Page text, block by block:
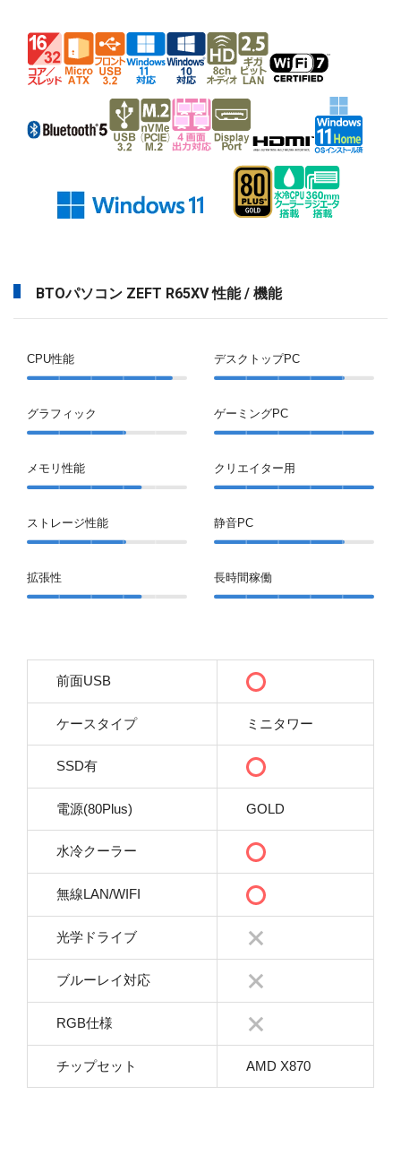
BTOパソコン ZEFT R65XV 性能 / 機能
CPU性能
グラフィック
メモリ性能
ストレージ性能
拡張性
デスクトップPC
ゲーミングPC
クリエイター用
静音PC
長時間稼働
前面USB
ケースタイプ ミニタワー
SSD有
電源(80Plus) GOLD
水冷クーラー
無線LAN/WIFI
光学ドライブ
ブルーレイ対応
RGB仕様
チップセット AMD X870